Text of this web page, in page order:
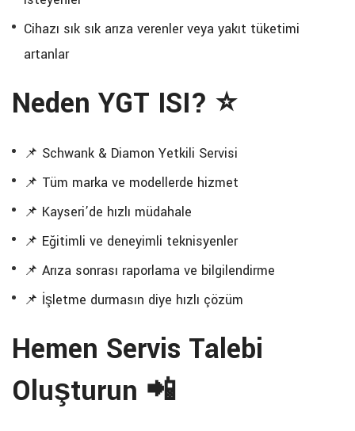
Cihazı sık sık arıza verenler veya yakıt tüketimi
artanlar
Neden YGT ISI? ⭐
📌 Schwank & Diamon Yetkili Servisi
📌 Tüm marka ve modellerde hizmet
📌 Kayseri’de hızlı müdahale
📌 Eğitimli ve deneyimli teknisyenler
📌 Arıza sonrası raporlama ve bilgilendirme
📌 İşletme durmasın diye hızlı çözüm
Hemen Servis Talebi
Oluşturun 📲